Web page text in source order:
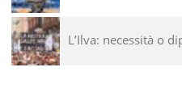
L’Ilva: necessità o